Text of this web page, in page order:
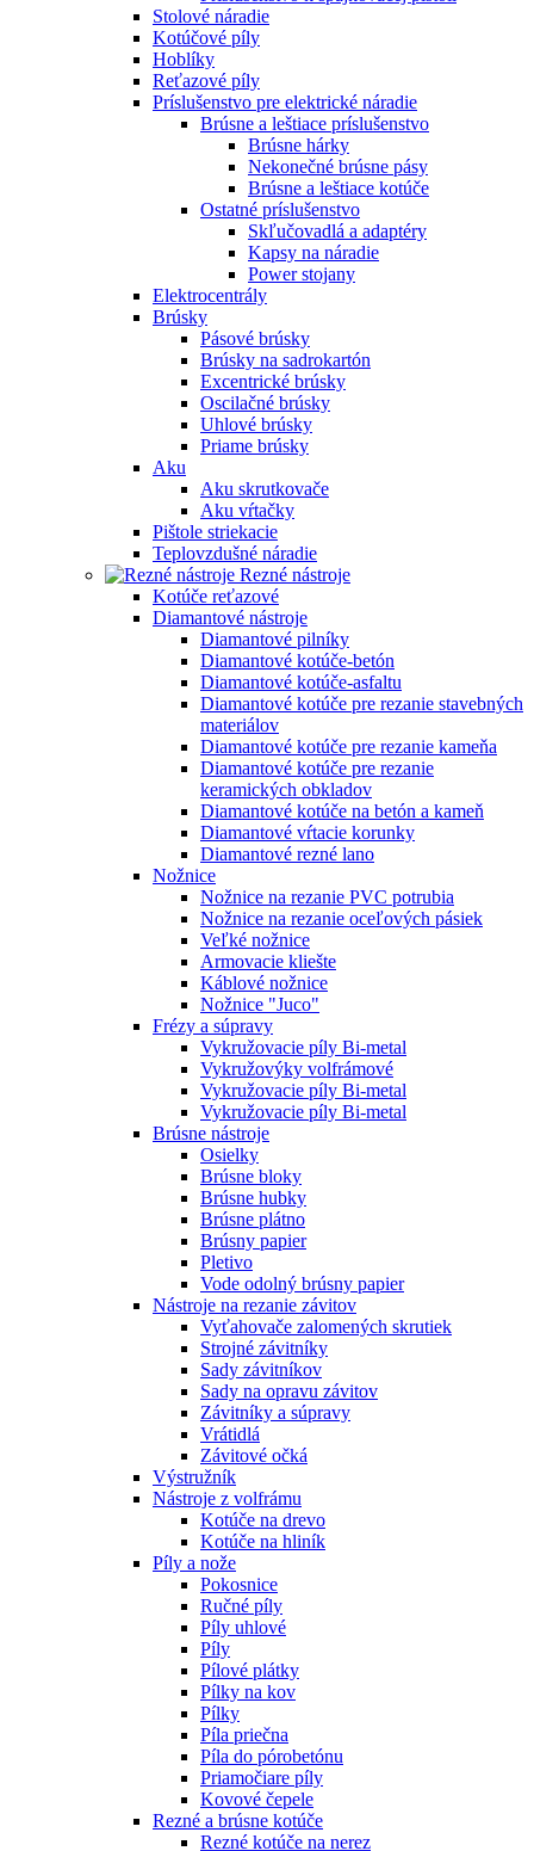
Stolové náradie
Kotúčové píly
Hoblíky
Reťazové píly
Príslušenstvo pre elektrické náradie
Brúsne a leštiace príslušenstvo
Brúsne hárky
Nekonečné brúsne pásy
Brúsne a leštiace kotúče
Ostatné príslušenstvo
Skľučovadlá a adaptéry
Kapsy na náradie
Power stojany
Elektrocentrály
Brúsky
Pásové brúsky
Brúsky na sadrokartón
Excentrické brúsky
Oscilačné brúsky
Uhlové brúsky
Priame brúsky
Aku
Aku skrutkovače
Aku vŕtačky
Pištole striekacie
Teplovzdušné náradie
Rezné nástroje
Kotúče reťazové
Diamantové nástroje
Diamantové pilníky
Diamantové kotúče-betón
Diamantové kotúče-asfaltu
Diamantové kotúče pre rezanie stavebných
materiálov
Diamantové kotúče pre rezanie kameňa
Diamantové kotúče pre rezanie
keramických obkladov
Diamantové kotúče na betón a kameň
Diamantové vŕtacie korunky
Diamantové rezné lano
Nožnice
Nožnice na rezanie PVC potrubia
Nožnice na rezanie oceľových pásiek
Veľké nožnice
Armovacie kliešte
Káblové nožnice
Nožnice "Juco"
Frézy a súpravy
Vykružovacie píly Bi-metal
Vykružovýky volfrámové
Vykružovacie píly Bi-metal
Vykružovacie píly Bi-metal
Brúsne nástroje
Osielky
Brúsne bloky
Brúsne hubky
Brúsne plátno
Brúsny papier
Pletivo
Vode odolný brúsny papier
Nástroje na rezanie závitov
Vyťahovače zalomených skrutiek
Strojné závitníky
Sady závitníkov
Sady na opravu závitov
Závitníky a súpravy
Vrátidlá
Závitové očká
Výstružník
Nástroje z volfrámu
Kotúče na drevo
Kotúče na hliník
Píly a nože
Pokosnice
Ručné píly
Píly uhlové
Píly
Pílové plátky
Pílky na kov
Pílky
Píla priečna
Píla do pórobetónu
Priamočiare píly
Kovové čepele
Rezné a brúsne kotúče
Rezné kotúče na nerez